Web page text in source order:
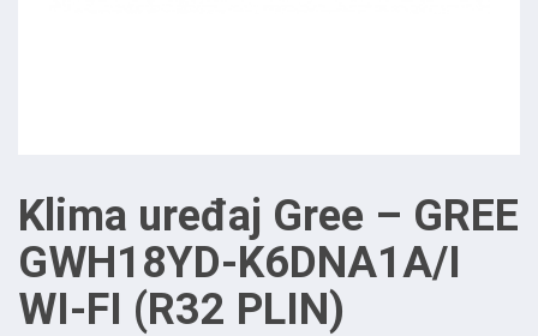
Klima uređaj Gree – GREE
GWH18YD-K6DNA1A/I
WI-FI (R32 PLIN)